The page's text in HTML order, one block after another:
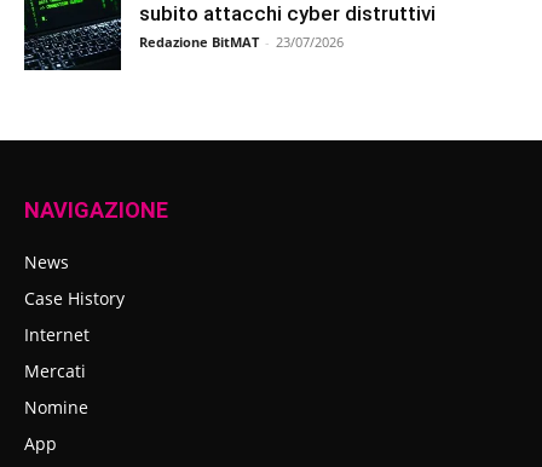
subito attacchi cyber distruttivi
Redazione BitMAT - 23/07/2026
NAVIGAZIONE
News
Case History
Internet
Mercati
Nomine
App